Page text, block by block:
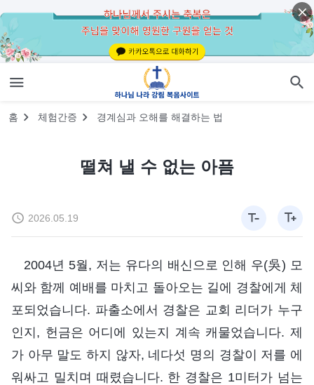
홈 체험간증 경계심과 오해를 해결하는 법
떨쳐 낼 수 없는 아픔
2026.05.19
2004년 5월, 저는 유다의 배신으로 인해 우(吳) 모
씨와 함께 예배를 마치고 돌아오는 길에 경찰에게 체
포되었습니다. 파출소에서 경찰은 교회 리더가 누구
인지, 헌금은 어디에 있는지 계속 캐물었습니다. 제
가 아무 말도 하지 않자, 네다섯 명의 경찰이 저를 에
워싸고 밀치며 때렸습니다. 한 경찰은 1미터가 넘는